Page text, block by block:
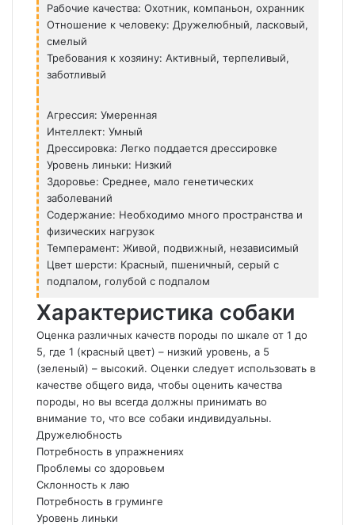
Рабочие качества: Охотник, компаньон, охранник
Отношение к человеку: Дружелюбный, ласковый,
смелый
Требования к хозяину: Активный, терпеливый,
заботливый
Агрессия: Умеренная
Интеллект: Умный
Дрессировка: Легко поддается дрессировке
Уровень линьки: Низкий
Здоровье: Среднее, мало генетических
заболеваний
Содержание: Необходимо много пространства и
физических нагрузок
Темперамент: Живой, подвижный, независимый
Цвет шерсти: Красный, пшеничный, серый с
подпалом, голубой с подпалом
Характеристика собаки
Оценка различных качеств породы по шкале от 1 до
5, где 1 (красный цвет) – низкий уровень, а 5
(зеленый) – высокий. Оценки следует использовать в
качестве общего вида, чтобы оценить качества
породы, но вы всегда должны принимать во
внимание то, что все собаки индивидуальны.
Дружелюбность
Потребность в упражнениях
Проблемы со здоровьем
Склонность к лаю
Потребность в груминге
Уровень линьки